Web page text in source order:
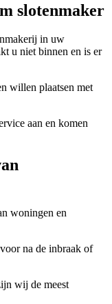
slotenmaker
in uw
u niet binnen en is er
willen plaatsen met
aan en komen
woningen en
na de inbraak of
wij de meest